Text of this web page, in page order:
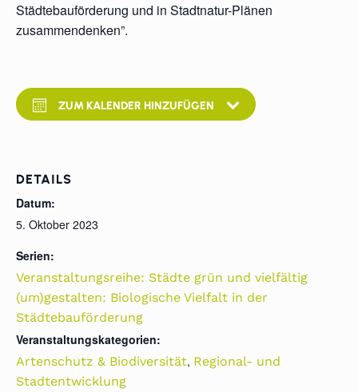
Städtebauförderung und in Stadtnatur-Plänen
zusammendenken”.
ZUM KALENDER HINZUFÜGEN
DETAILS
Datum:
5. Oktober 2023
Serien:
Veranstaltungsreihe: Städte grün und vielfältig
(um)gestalten: Biologische Vielfalt in der
Städtebauförderung
Veranstaltungskategorien:
Artenschutz & Biodiversität, Regional- und
Stadtentwicklung